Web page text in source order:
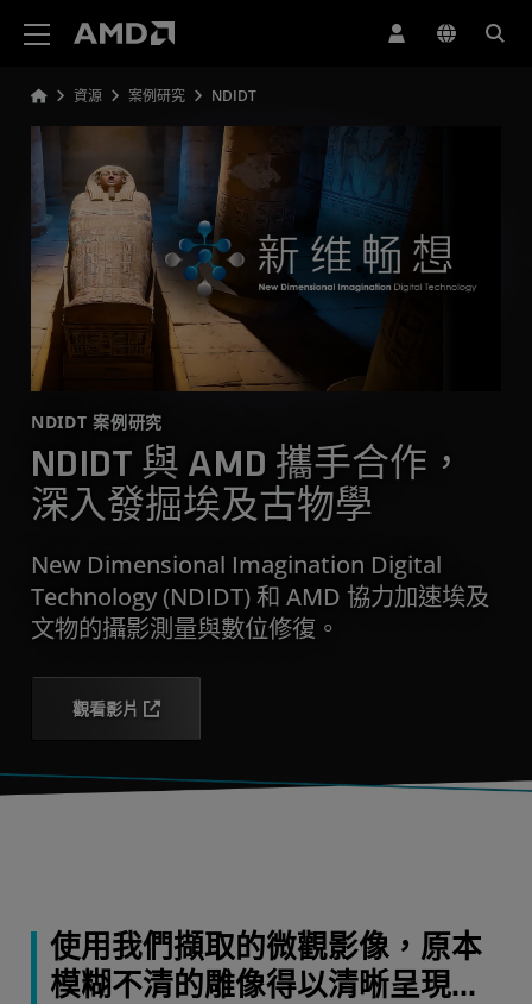
資源 案例研究 NDIDT
NDIDT 案例研究
NDIDT 與 AMD 攜手合作，
深入發掘埃及古物學
New Dimensional Imagination Digital
Technology (NDIDT) 和 AMD 協力加速埃及
文物的攝影測量與數位修復。
觀看影片
使用我們擷取的微觀影像，原本
模糊不清的雕像得以清晰呈現...